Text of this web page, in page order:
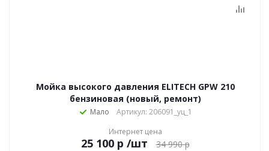
Мойка высокого давления ELITECH GPW 210
бензиновая (новый, ремонт)
Мало
Артикул: 206091_уц_1
Интернет цена
р /шт 34 990р